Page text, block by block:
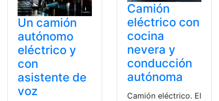
Un camión
autónomo
eléctrico y
con
asistente de
voz
Camión
eléctrico con
cocina
nevera y
conducción
autónoma
Camión eléctrico. El